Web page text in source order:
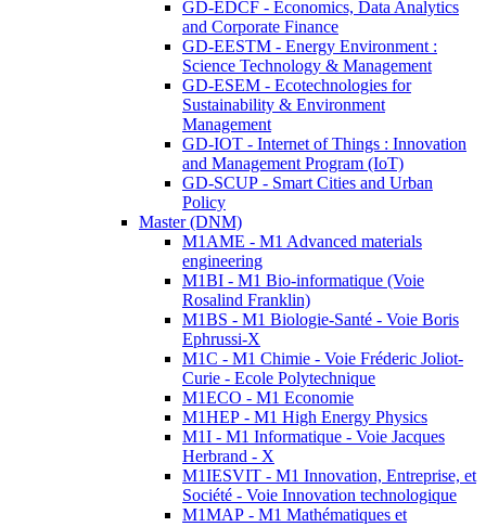
GD-EDCF - Economics, Data Analytics
and Corporate Finance
GD-EESTM - Energy Environment :
Science Technology & Management
GD-ESEM - Ecotechnologies for
Sustainability & Environment
Management
GD-IOT - Internet of Things : Innovation
and Management Program (IoT)
GD-SCUP - Smart Cities and Urban
Policy
Master (DNM)
M1AME - M1 Advanced materials
engineering
M1BI - M1 Bio-informatique (Voie
Rosalind Franklin)
M1BS - M1 Biologie-Santé - Voie Boris
Ephrussi-X
M1C - M1 Chimie - Voie Fréderic Joliot-
Curie - Ecole Polytechnique
M1ECO - M1 Economie
M1HEP - M1 High Energy Physics
M1I - M1 Informatique - Voie Jacques
Herbrand - X
M1IESVIT - M1 Innovation, Entreprise, et
Société - Voie Innovation technologique
M1MAP - M1 Mathématiques et